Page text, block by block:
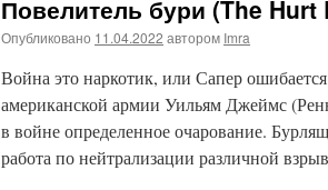
Повелитель бури (The
Опубликовано 11.04.2022 автором Imra
Война это наркотик, или Сапер
американской армии Уильям Джеймс
в войне определенное очарование.
работа по нейтрализации различной